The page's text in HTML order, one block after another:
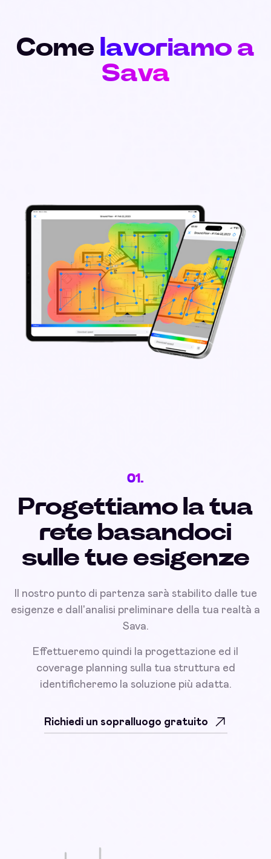
Come lavoriamo a
Sava
01.
Progettiamo la tua
rete basandoci
sulle tue esigenze
Il nostro punto di partenza sarà stabilito dalle tue
esigenze e dall'analisi preliminare della tua realtà a
Sava.
Effettueremo quindi la progettazione ed il
coverage planning sulla tua struttura ed
identificheremo la soluzione più adatta.
Richiedi un sopralluogo gratuito